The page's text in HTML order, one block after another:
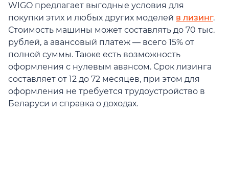
WIGO предлагает выгодные условия для
покупки этих и любых других моделей в лизинг.
Стоимость машины может составлять до 70 тыс.
рублей, а авансовый платеж — всего 15% от
полной суммы. Также есть возможность
оформления с нулевым авансом. Срок лизинга
составляет от 12 до 72 месяцев, при этом для
оформления не требуется трудоустройство в
Беларуси и справка о доходах.